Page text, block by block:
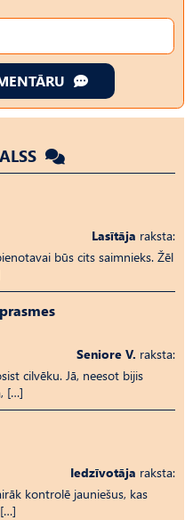
Lasītāja raksta:
būs cits saimnieks. Žēl
Seniore V. raksta:
cilvēku. Jā, neesot bijis
[…]
Iedzīvotāja raksta:
kontrolē jauniešus, kas